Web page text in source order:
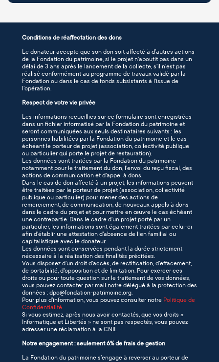
Conditions de réaffectation des dons
Le donateur accepte que son don soit affecté à d’autres actions
de la Fondation du patrimoine, si le projet n’aboutit pas dans un
délai de 3 ans après le lancement de la collecte, s’il n’est pas
réalisé conformément au programme de travaux validé par la
Fondation ou dans le cas de fonds subsistants à l’issue de
l’opération.
Respect de votre vie privée
Les informations recueillies sur ce formulaire sont enregistrées
dans un fichier informatisé par la Fondation du patrimoine et
seront communiquées aux seuls destinataires suivants : les
personnes habilitées par la Fondation du patrimoine et le cas
échéant le porteur de projet (association, collectivité publique
ou particulier qui porte le projet de restauration).
Les données sont traitées par la Fondation du patrimoine
notamment pour le traitement du don, l’envoi du reçu fiscal, des
actions de communication et d’appel à dons.
Dans le cas de don affecté à un projet, les informations peuvent
être traitées par le porteur de projet (association, collectivité
publique ou particulier) pour mener des actions de
remerciement, de communication, de nouveaux appels à dons
dans le cadre du projet et pour mettre en œuvre le cas échéant
une contrepartie. Dans le cadre d'un projet porté par un
particulier, les informations sont également traitées par celui-ci
afin d'établir une attestation d'absence de lien familial ou
capitalistique avec le donateur.
Les données sont conservées pendant la durée strictement
nécessaire à la réalisation des finalités précitées.
Vous disposez d’un droit d’accès, de rectification, d’effacement,
de portabilité, d'opposition et de limitation. Pour exercer ces
droits ou pour toute question sur le traitement de vos données,
vous pouvez contacter par mail notre délégué à la protection des
données : dpo@fondation-patrimoine.org.
Pour plus d’information, vous pouvez consulter notre Politique de
Confidentialité.
Si vous estimez, après nous avoir contactés, que vos droits «
Informatique et Libertés » ne sont pas respectés, vous pouvez
adresser une réclamation à la CNIL.
Notre engagement : seulement 6% de frais de gestion
La Fondation du patrimoine s’engage à reverser au porteur de